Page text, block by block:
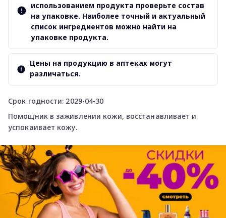
Срок годности: 2029-04-30
Помощник в заживлении кожи, восстанавливает и
успокаивает кожу.
использованием продукта проверьте состав
на упаковке. Наиболее точный и актуальный
список ингредиентов можно найти на
упаковке продукта.
Цены на продукцию в аптеках могут
различаться.